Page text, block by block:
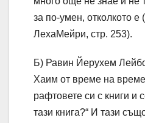
за по-умен, отколкото
ЛехаМейри, стр. 253).
Б) Равин Йерухем
Хаим от време на
рафтовете си с книги и
тази книга?“ И тази